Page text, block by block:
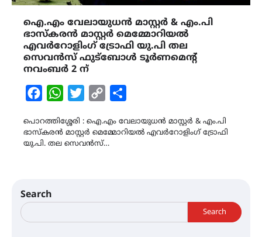
ഐ.എം വേലായുധൻ മാസ്റ്റർ & എം.പി
ഭാസ്‌ക‌രൻ മാസ്റ്റർ മെമ്മോറിയൽ
എവർറോളിംഗ് ട്രോഫി യു.പി തല
സെവൻസ് ഫുട്ബോൾ ടൂർണമെന്റ്
നവംബർ 2 ന്
FacebookWhatsAppTwitterCopy
പൊറത്തിശ്ശേരി : ഐ.എം വേലായുധൻ മാസ്റ്റർ & എം.പി
ഭാസ്‌ക‌രൻ മാസ്റ്റർ മെമ്മോറിയൽ എവർറോളിംഗ് ട്രോഫി
യു.പി. തല സെവൻസ്…
Search
Search